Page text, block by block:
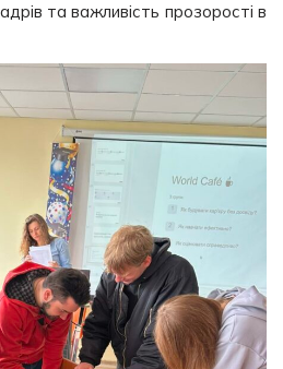
та важливість прозорості в